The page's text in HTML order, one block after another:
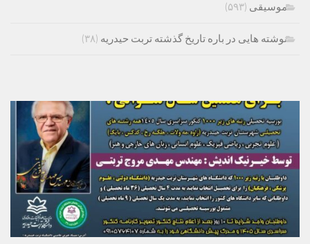
موسیقی (۵۹۳)
نوشته هایی در باره تاریخ گذشته تربت حیدریه (۳۸)